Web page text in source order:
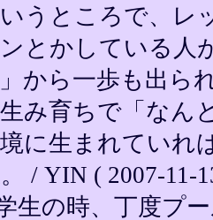
うところで、レ
とかしている人
から一歩も出ら
み育ちで「なん
に生まれていれ
/ YIN ( 2007-11-
生の時、丁度プ